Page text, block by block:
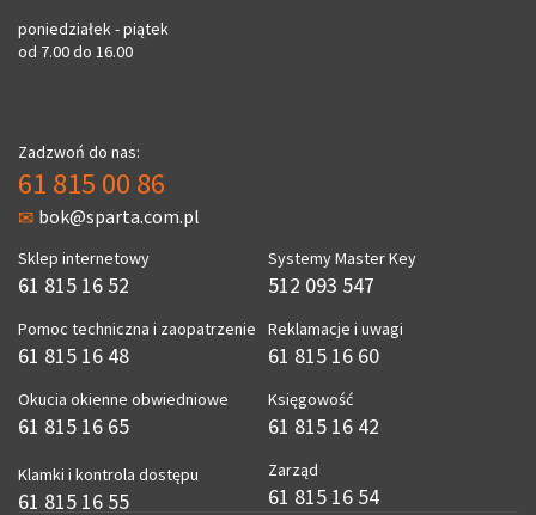
poniedziałek - piątek
od 7.00 do 16.00
Zadzwoń do nas:
61 815 00 86
bok@sparta.com.pl
Sklep internetowy
61 815 16 52
Pomoc techniczna i zaopatrzenie
61 815 16 48
Okucia okienne obwiedniowe
61 815 16 65
Klamki i kontrola dostępu
61 815 16 55
Systemy Master Key
512 093 547
Reklamacje i uwagi
61 815 16 60
Księgowość
61 815 16 42
Zarząd
61 815 16 54